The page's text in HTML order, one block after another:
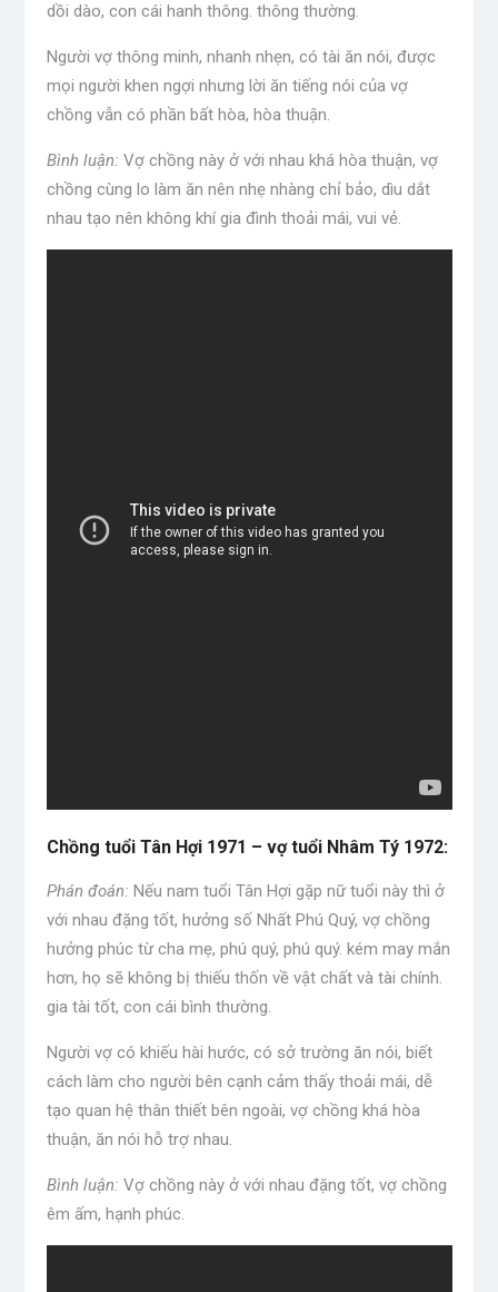
dồi dào, con cái hanh thông. thông thường.
Người vợ thông minh, nhanh nhẹn, có tài ăn nói, được
mọi người khen ngợi nhưng lời ăn tiếng nói của vợ
chồng vẫn có phần bất hòa, hòa thuận.
Bình luận: Vợ chồng này ở với nhau khá hòa thuận, vợ
chồng cùng lo làm ăn nên nhẹ nhàng chỉ bảo, dìu dắt
nhau tạo nên không khí gia đình thoải mái, vui vẻ.
Chồng tuổi Tân Hợi 1971 – vợ tuổi Nhâm Tý 1972:
Phán đoán: Nếu nam tuổi Tân Hợi gặp nữ tuổi này thì ở
với nhau đặng tốt, hưởng số Nhất Phú Quý, vợ chồng
hưởng phúc từ cha mẹ, phú quý, phú quý. kém may mắn
hơn, họ sẽ không bị thiếu thốn về vật chất và tài chính.
gia tài tốt, con cái bình thường.
Người vợ có khiếu hài hước, có sở trường ăn nói, biết
cách làm cho người bên cạnh cảm thấy thoải mái, dễ
tạo quan hệ thân thiết bên ngoài, vợ chồng khá hòa
thuận, ăn nói hỗ trợ nhau.
Bình luận: Vợ chồng này ở với nhau đặng tốt, vợ chồng
êm ấm, hạnh phúc.